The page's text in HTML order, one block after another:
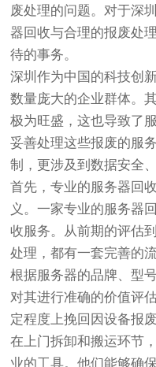
废处理的问题。对于深
器回收与合理的报废处
待的事务。
深圳作为中国的科技创
数量庞大的企业群体。
极为旺盛，这也导致了
妥善处理这些报废的服
制，更涉及到数据安全
首先，专业的服务器回
义。一家专业的服务器
收服务。从前期的评估
处理，都有一套完善的
根据服务器的品牌、型
对其进行准确的价值评
定程度上挽回因设备报
在上门拆卸和搬运环节
业的工具。他们能够确